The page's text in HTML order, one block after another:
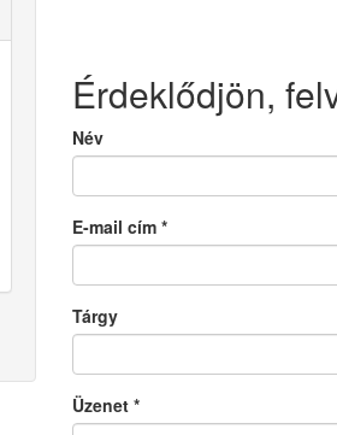
Érdeklődjön,
Név
E-mail cím *
Tárgy
Üzenet *